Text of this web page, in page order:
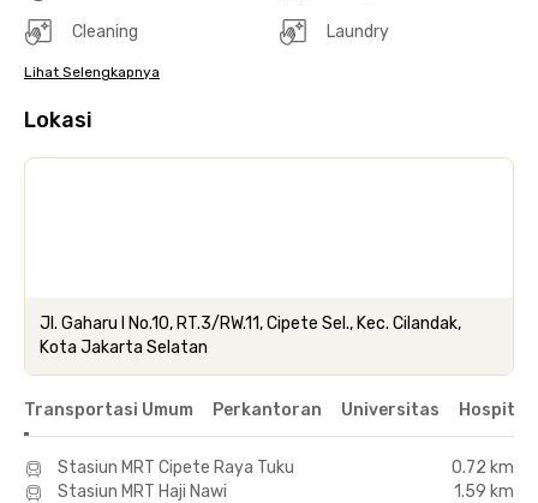
Cleaning Laundry
Lihat Selengkapnya
Lokasi
Jl. Gaharu I No.10, RT.3/RW.11, Cipete Sel., Kec. Cilandak,
Kota Jakarta Selatan
Transportasi Umum Perkantoran Universitas Hospital
Stasiun MRT Cipete Raya Tuku
0.72 km
Stasiun MRT Haji Nawi
1.59 km